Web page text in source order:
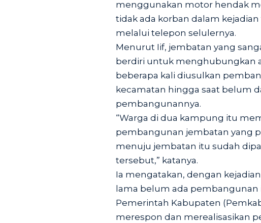
menggunakan motor hendak
tidak ada korban dalam
melalui telepon selulernya.
Menurut Iif, jembatan yang
berdiri untuk menghubungkan
beberapa kali diusulkan
kecamatan hingga saat belum
pembangunannya.
“Warga di dua kampung itu
pembangunan jembatan yang
menuju jembatan itu sudah
tersebut,” katanya.
Ia mengatakan, dengan
lama belum ada pembangunan
Pemerintah Kabupaten
merespon dan merealisasikan